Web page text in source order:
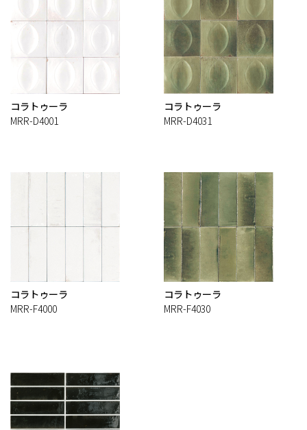
コラトゥーラ
MRR-D4001
コラトゥーラ
MRR-D4031
コラトゥーラ
MRR-F4000
コラトゥーラ
MRR-F4030